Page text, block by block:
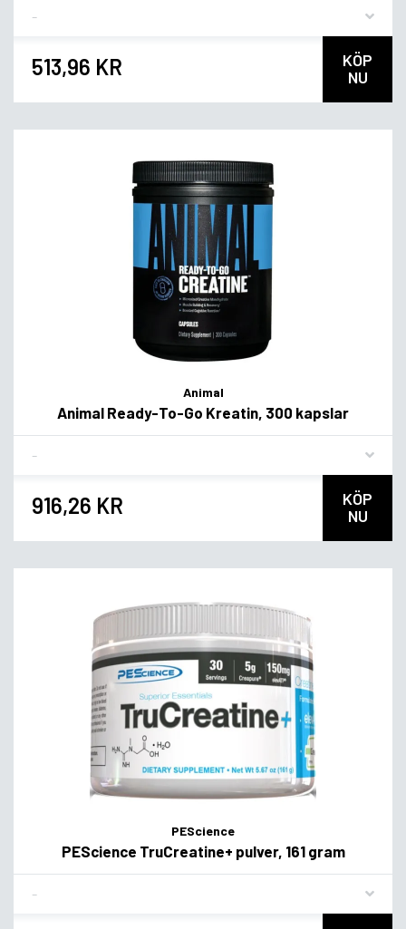
513,96 KR
KÖP
NU
Animal
Animal Ready-To-Go Kreatin, 300 kapslar
916,26 KR
KÖP
NU
PEScience
PEScience TruCreatine+ pulver, 161 gram